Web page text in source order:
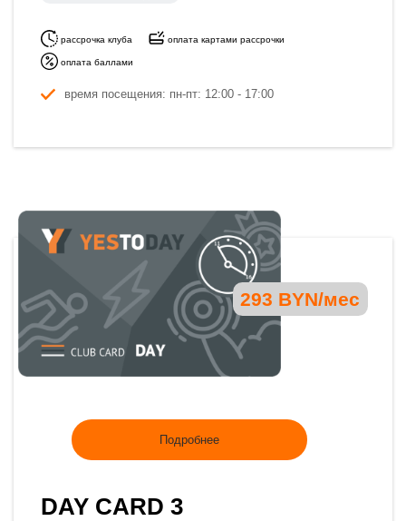
рассрочка клуба оплата картами рассрочки
оплата баллами
время посещения: пн-пт: 12:00 - 17:00
293 BYN/мес
Подробнее
DAY CARD 3